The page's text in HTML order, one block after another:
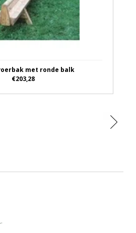
met ronde balk
€203,28